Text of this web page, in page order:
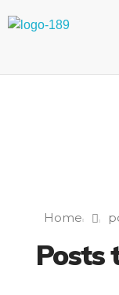
Home
Posts